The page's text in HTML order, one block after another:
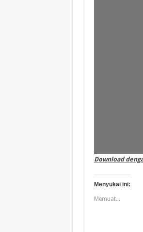
Download
Menyukai ini:
Memuat...